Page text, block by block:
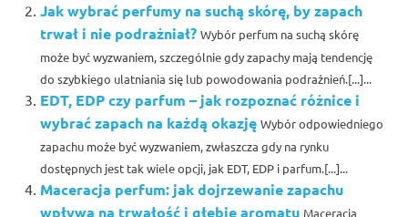
Jak wybrać perfumy na suchą skórę, by zapach
trwał i nie podrażniał? Wybór perfum na suchą skórę
może być wyzwaniem, szczególnie gdy zapachy mają tendencję
do szybkiego ulatniania się lub powodowania podrażnień.[...]...
EDT, EDP czy parfum – jak rozpoznać różnice i
wybrać zapach na każdą okazję Wybór odpowiedniego
zapachu może być wyzwaniem, zwłaszcza gdy na rynku
dostępnych jest tak wiele opcji, jak EDT, EDP i parfum.[...]...
Maceracja perfum: jak dojrzewanie zapachu
wpływa na trwałość i głębię aromatu Maceracja